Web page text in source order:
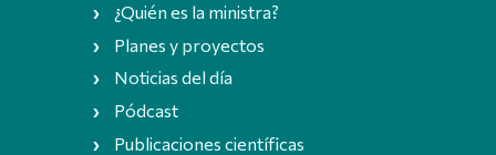
¿Quién es la ministra?
Planes y proyectos
Noticias del día
Pódcast
Publicaciones científicas